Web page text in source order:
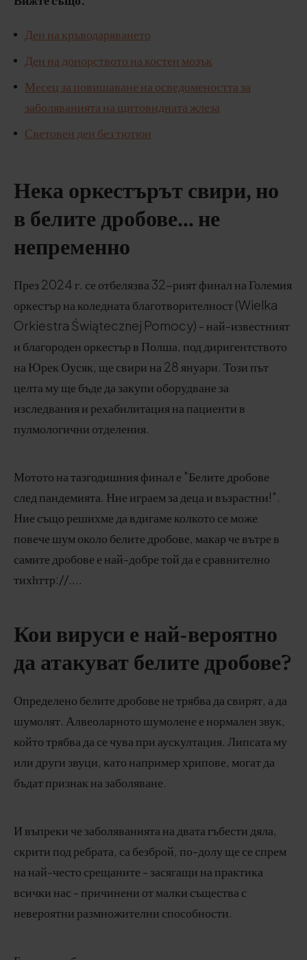
Ден на кръводаряването
Ден на донорството на костен мозък
Месец за повишаване на осведомеността за
заболяванията на щитовидната жлеза
Световен ден без тютюн
Нека оркестърът свири, но
в белите дробове... не
непременно
През 2024 г. се отбелязва 32-рият финал на Големия
оркестър на коледната благотворителност (Wielka
Orkiestra Świątecznej Pomocy) - най-известният
и благороден оркестър в Полша, под диригентството
на Юрек Оусяк, ще свири на 28 януари. Този път
целта му ще бъде да закупи оборудване за
изследвания и рехабилитация на пациенти в
пулмологични отделения.
Мотото на тазгодишния финал е "Белите дробове
след пандемията. Ние играем за деца и възрастни!".
Ние също решихме да вдигаме колкото се може
повече шум около белите дробове, макар че вътре в
самите дробове е най-добре той да е сравнително
тихһттр://....
Кои вируси е най-вероятно
да атакуват белите дробове?
Определено белите дробове не трябва да свирят, а да
шумолят. Алвеоларното шумолене е нормален звук,
който трябва да се чува при аускултация. Липсата му
или други звуци, като например хрипове, могат да
бъдат признак на заболяване.
И въпреки че заболяванията на двата гъбести дяла,
скрити под ребрата, са безброй, по-долу ще се спрем
на най-често срещаните - засягащи на практика
всички нас - причинени от малки същества с
невероятни размножителни способности.